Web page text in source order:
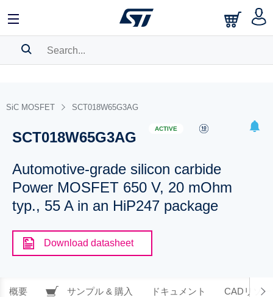
BOOKMARK
to show your saved searches.
SiC MOSFET SCT018W65G3AG
SCT018W65G3AG
ACTIVE
Automotive-grade silicon carbide
Power MOSFET 650 V, 20 mOhm
typ., 55 A in an HiP247 package
Download datasheet
概要 サンプル & 購入 ドキュメント CADリソー